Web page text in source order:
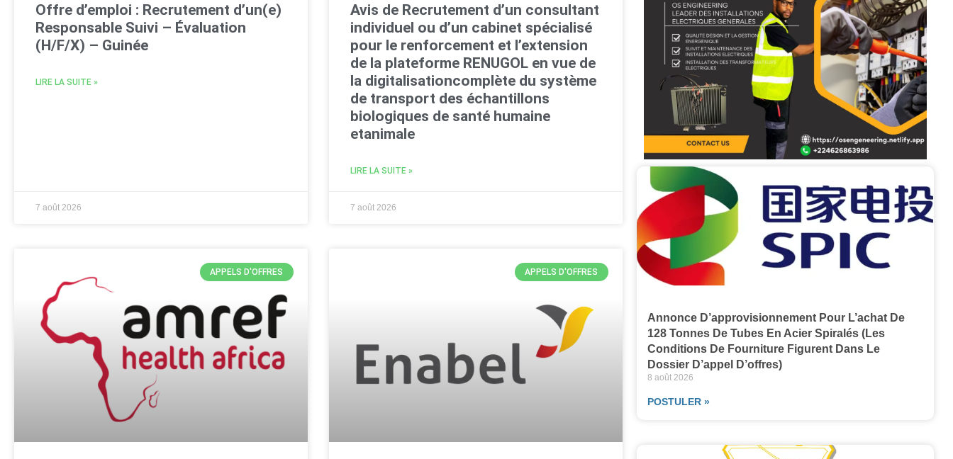
Offre d’emploi : Recrutement d’un(e)
Responsable Suivi – Évaluation
(H/F/X) – Guinée
LIRE LA SUITE »
7 août 2026
Avis de Recrutement d’un consultant
individuel ou d’un cabinet spécialisé
pour le renforcement et l’extension
de la plateforme RENUGOL en vue de
la digitalisationcomplète du système
de transport des échantillons
biologiques de santé humaine
etanimale
LIRE LA SUITE »
7 août 2026
APPELS D'OFFRES APPELS D'OFFRES
Annonce D’approvisionnement Pour L’achat De
128 Tonnes De Tubes En Acier Spiralés (les
Conditions De Fourniture Figurent Dans Le
Dossier D’appel D’offres)
8 août 2026
POSTULER »